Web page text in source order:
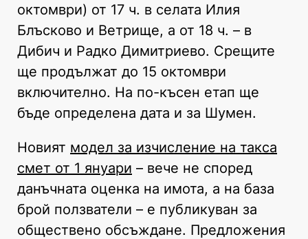
октомври) от 17 ч. в селата Илия
Блъсково и Ветрище, а от 18 ч. – в
Дибич и Радко Димитриево. Срещите
ще продължат до 15 октомври
включително. На по-късен етап ще
бъде определена дата и за Шумен.
Новият модел за изчисление на такса
смет от 1 януари – вече не според
данъчната оценка на имота, а на база
брой ползватели – е публикуван за
обществено обсъждане. Предложения